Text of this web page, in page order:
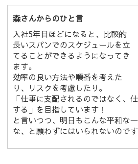
森さんからのひと言
入社5年目ほどになると、比較的
長いスパンでのスケジュールを立
てることができるようになってき
ます。
効率の良い方法や順番を考えた
り、リスクを考慮したり。
「仕事に支配されるのではなく、
する」を目指しています！
と言いつつ、明日もこんな平和な
な、と願わずにはいられないのです